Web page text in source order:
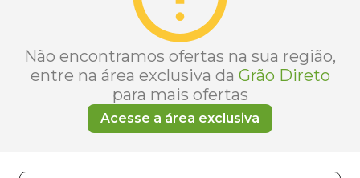
Não encontramos ofertas na sua região,
entre na área exclusiva da Grão Direto
para mais ofertas
Acesse a área exclusiva